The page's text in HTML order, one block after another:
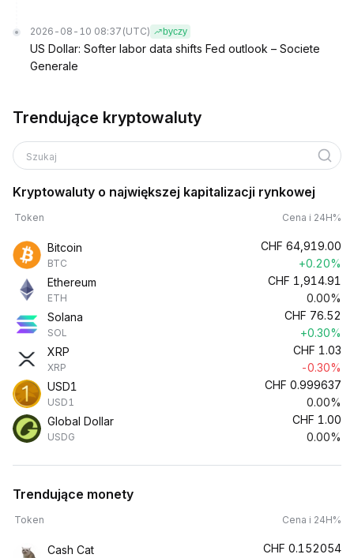
2026-08-10 08:37 (UTC) byczy
US Dollar: Softer labor data shifts Fed outlook – Societe
Generale
Trendujące kryptowaluty
Szukaj
Kryptowaluty o największej kapitalizacji rynkowej
Token Cena i 24H%
Bitcoin
BTC
CHF 64,919.00
+0.20%
Ethereum
ETH
CHF 1,914.91
0.00%
Solana
SOL
CHF 76.52
+0.30%
XRP
XRP
CHF 1.03
-0.30%
USD1
USD1
CHF 0.999637
0.00%
Global Dollar
USDG
CHF 1.00
0.00%
Trendujące monety
Token Cena i 24H%
Cash Cat CHF 0.152054